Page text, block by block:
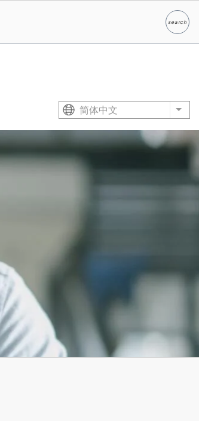
searchSearch
简体中文 List